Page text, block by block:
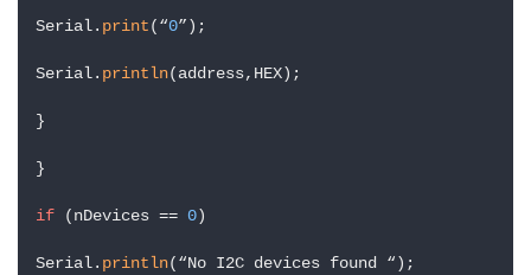
Serial. print(“0”);
Serial. println(address,HEX);
}
}
if (nDevices == 0)
Serial. println(“No I2C devices found “);